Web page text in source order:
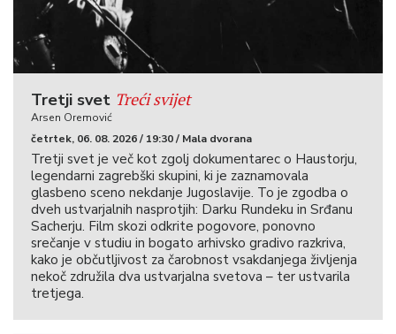
Tretji svet Treći svijet
Arsen Oremović
četrtek, 06. 08. 2026 / 19:30 / Mala dvorana
Tretji svet je več kot zgolj dokumentarec o Haustorju,
legendarni zagrebški skupini, ki je zaznamovala
glasbeno sceno nekdanje Jugoslavije. To je zgodba o
dveh ustvarjalnih nasprotjih: Darku Rundeku in Srđanu
Sacherju. Film skozi odkrite pogovore, ponovno
srečanje v studiu in bogato arhivsko gradivo razkriva,
kako je občutljivost za čarobnost vsakdanjega življenja
nekoč združila dva ustvarjalna svetova – ter ustvarila
tretjega.